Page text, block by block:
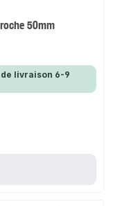
50mm
livraison 6-9